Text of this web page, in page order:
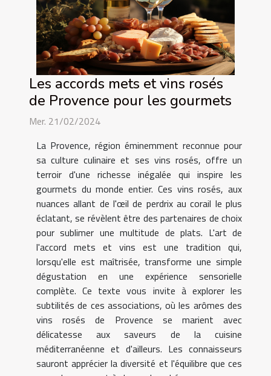
Les accords mets et vins rosés
de Provence pour les gourmets
Mer. 21/02/2024
La Provence, région éminemment reconnue pour
sa culture culinaire et ses vins rosés, offre un
terroir d'une richesse inégalée qui inspire les
gourmets du monde entier. Ces vins rosés, aux
nuances allant de l'œil de perdrix au corail le plus
éclatant, se révèlent être des partenaires de choix
pour sublimer une multitude de plats. L'art de
l'accord mets et vins est une tradition qui,
lorsqu'elle est maîtrisée, transforme une simple
dégustation en une expérience sensorielle
complète. Ce texte vous invite à explorer les
subtilités de ces associations, où les arômes des
vins rosés de Provence se marient avec
délicatesse aux saveurs de la cuisine
méditerranéenne et d'ailleurs. Les connaisseurs
sauront apprécier la diversité et l'équilibre que ces